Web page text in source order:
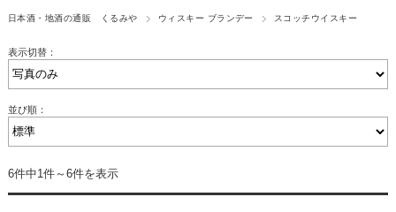
日本酒・地酒の通販 くるみや ウィスキー ブランデー スコッチウイスキー
表示切替：
並び順：
6件中1件～6件を表示